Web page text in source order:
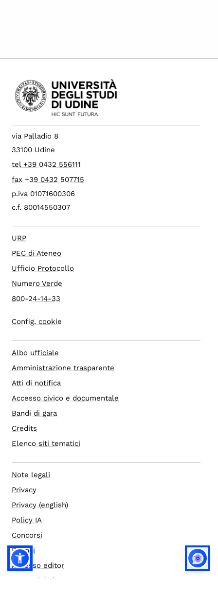
via Palladio 8
33100 Udine
tel +39 0432 556111
fax +39 0432 507715
p.iva 01071600306
c.f. 80014550307
URP
PEC di Ateneo
Ufficio Protocollo
Numero Verde
800-24-14-33
Config. cookie
Albo ufficiale
Amministrazione trasparente
Atti di notifica
Accesso civico e documentale
Bandi di gara
Credits
Elenco siti tematici
Note legali
Privacy
Privacy (english)
Policy IA
Concorsi
Bilanci
Accesso editor
Accessibilità